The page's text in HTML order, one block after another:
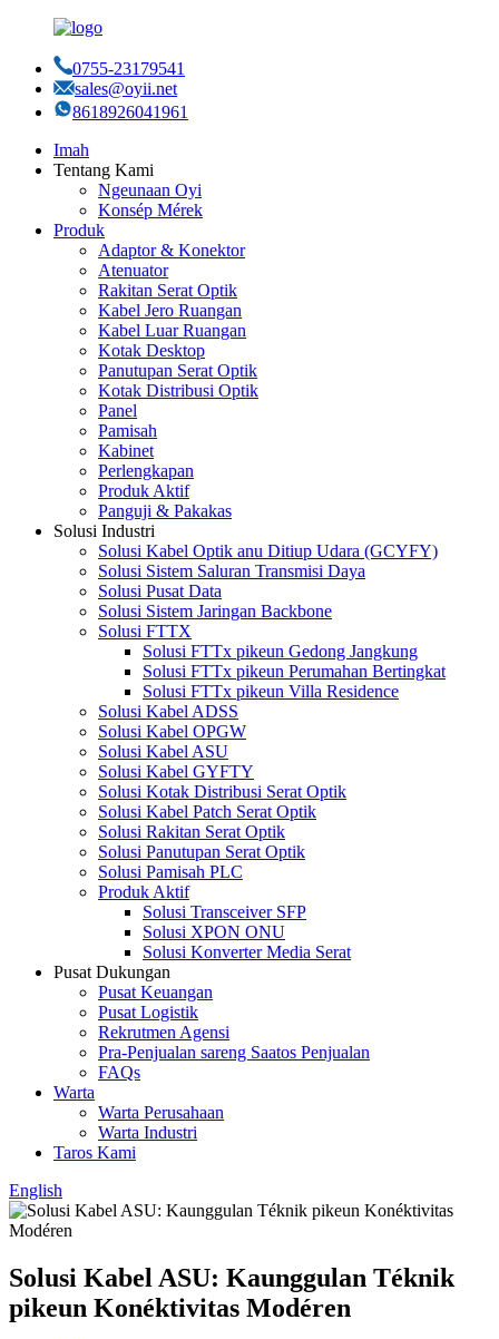
0755-23179541
sales@oyii.net
8618926041961
Imah
Tentang Kami
Ngeunaan Oyi
Konsép Mérek
Produk
Adaptor & Konektor
Atenuator
Rakitan Serat Optik
Kabel Jero Ruangan
Kabel Luar Ruangan
Kotak Desktop
Panutupan Serat Optik
Kotak Distribusi Optik
Panel
Pamisah
Kabinet
Perlengkapan
Produk Aktif
Panguji & Pakakas
Solusi Industri
Solusi Kabel Optik anu Ditiup Udara (GCYFY)
Solusi Sistem Saluran Transmisi Daya
Solusi Pusat Data
Solusi Sistem Jaringan Backbone
Solusi FTTX
Solusi FTTx pikeun Gedong Jangkung
Solusi FTTx pikeun Perumahan Bertingkat
Solusi FTTx pikeun Villa Residence
Solusi Kabel ADSS
Solusi Kabel OPGW
Solusi Kabel ASU
Solusi Kabel GYFTY
Solusi Kotak Distribusi Serat Optik
Solusi Kabel Patch Serat Optik
Solusi Rakitan Serat Optik
Solusi Panutupan Serat Optik
Solusi Pamisah PLC
Produk Aktif
Solusi Transceiver SFP
Solusi XPON ONU
Solusi Konverter Media Serat
Pusat Dukungan
Pusat Keuangan
Pusat Logistik
Rekrutmen Agensi
Pra-Penjualan sareng Saatos Penjualan
FAQs
Warta
Warta Perusahaan
Warta Industri
Taros Kami
English
Solusi Kabel ASU: Kaunggulan Téknik
pikeun Konéktivitas Modéren